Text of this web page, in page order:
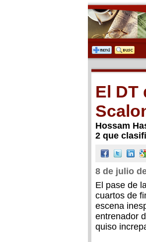
El DT
Hossam
2 que
8 de julio
El pase de
cuartos de
escena
entrenador
quiso